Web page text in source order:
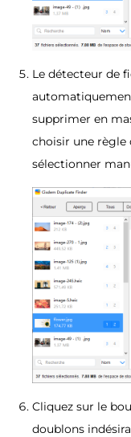
Le détecteur de
supprimer en
choisir une règle
sélectionner
Cliquez sur le
doublons